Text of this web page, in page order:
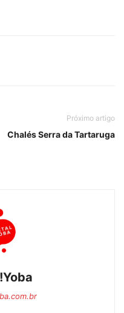
Próximo artigo
Chalés Serra da Tartaruga